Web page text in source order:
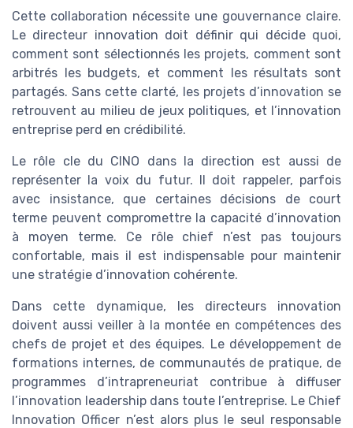
Cette collaboration nécessite une gouvernance claire.
Le directeur innovation doit définir qui décide quoi,
comment sont sélectionnés les projets, comment sont
arbitrés les budgets, et comment les résultats sont
partagés. Sans cette clarté, les projets d’innovation se
retrouvent au milieu de jeux politiques, et l’innovation
entreprise perd en crédibilité.
Le rôle cle du CINO dans la direction est aussi de
représenter la voix du futur. Il doit rappeler, parfois
avec insistance, que certaines décisions de court
terme peuvent compromettre la capacité d’innovation
à moyen terme. Ce rôle chief n’est pas toujours
confortable, mais il est indispensable pour maintenir
une stratégie d’innovation cohérente.
Dans cette dynamique, les directeurs innovation
doivent aussi veiller à la montée en compétences des
chefs de projet et des équipes. Le développement de
formations internes, de communautés de pratique, de
programmes d’intrapreneuriat contribue à diffuser
l’innovation leadership dans toute l’entreprise. Le Chief
Innovation Officer n’est alors plus le seul responsable